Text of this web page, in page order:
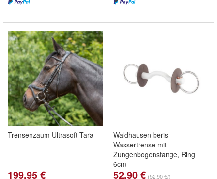
Trensenzaum Ultrasoft Tara
199,95 €
Waldhausen beris
Wassertrense mit
Zungenbogenstange, Ring
6cm
52,90 € (52,90 €/)